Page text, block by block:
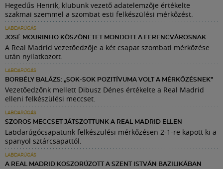
Hegedűs Henrik, klubunk vezető adatelemzője értékelte
szakmai szemmel a szombat esti felkészülési mérkőzést.
LABDARÚGÁS
JOSÉ MOURINHO KÖSZÖNETET MONDOTT A FERENCVÁROSNAK
A Real Madrid vezetőedzője a két csapat szombati mérkőzése
után nyilatkozott.
LABDARÚGÁS
BORBÉLY BALÁZS: „SOK-SOK POZITÍVUMA VOLT A MÉRKŐZÉSNEK”
Vezetőedzőnk mellett Dibusz Dénes értékelte a Real Madrid
elleni felkészülési meccset.
LABDARÚGÁS
SZOROS MECCSET JÁTSZOTTUNK A REAL MADRID ELLEN
Labdarúgócsapatunk felkészülési mérkőzésen 2-1-re kapott ki a
spanyol sztárcsapattól.
LABDARÚGÁS
A REAL MADRID KOSZORÚZOTT A SZENT ISTVÁN BAZILIKÁBAN